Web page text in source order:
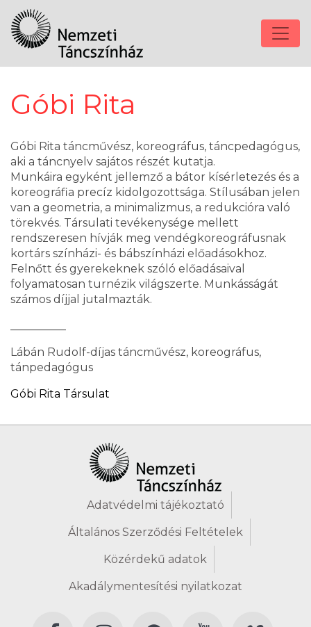
Góbi Rita
Góbi Rita táncművész, koreográfus, táncpedagógus,
aki a táncnyelv sajátos részét kutatja.
Munkáira egyként jellemző a bátor kísérletezés és a
koreográfia precíz kidolgozottsága. Stílusában jelen
van a geometria, a minimalizmus, a redukcióra való
törekvés. Társulati tevékenysége mellett
rendszeresen hívják meg vendégkoreográfusnak
kortárs színházi- és bábszínházi előadásokhoz.
Felnőtt és gyerekeknek szóló előadásaival
folyamatosan turnézik világszerte. Munkásságát
számos díjjal jutalmazták.
Lábán Rudolf-díjas táncművész, koreográfus,
tánpedagógus
Góbi Rita Társulat
Adatvédelmi tájékoztató
Általános Szerződési Feltételek
Közérdekű adatok
Akadálymentesítési nyilatkozat